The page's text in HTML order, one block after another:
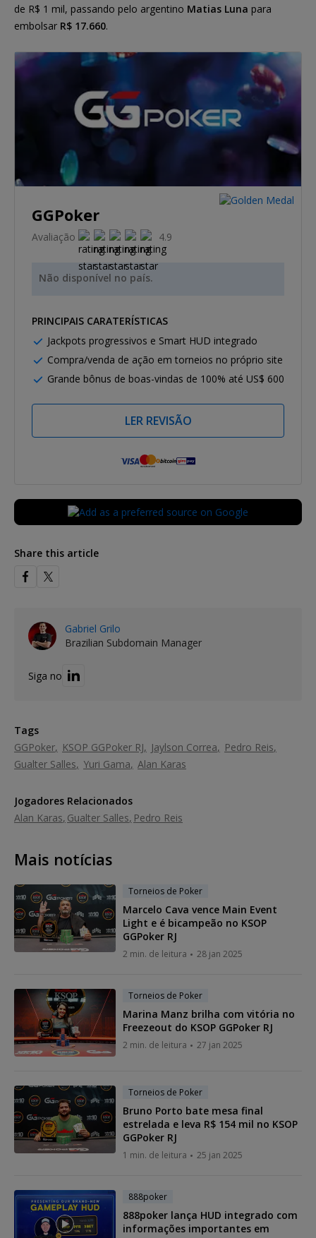
de R$ 1 mil, passando pelo argentino Matias Luna para
embolsar R$ 17.660.
GGPoker
Avaliação 4.9
Não disponível no país.
PRINCIPAIS CARATERÍSTICAS
Jackpots progressivos e Smart HUD integrado
Compra/venda de ação em torneios no próprio site
Grande bônus de boas-vindas de 100% até US$ 600
LER REVISÃO
Share this article
Gabriel Grilo
Brazilian Subdomain Manager
Siga no
Tags
GGPoker
KSOP GGPoker RJ Jaylson Correa
Pedro Reis
Gualter Salles
Yuri Gama Alan Karas
Jogadores Relacionados
Alan Karas Gualter Salles Pedro Reis
Mais notícias
Torneios de Poker
Marcelo Cava vence Main Event
Light e é bicampeão no KSOP
GGPoker RJ
2 min. de leitura 28 jan 2025
Torneios de Poker
Marina Manz brilha com vitória no
Freezeout do KSOP GGPoker RJ
2 min. de leitura 27 jan 2025
Torneios de Poker
Bruno Porto bate mesa final
estrelada e leva R$ 154 mil no KSOP
GGPoker RJ
1 min. de leitura 25 jan 2025
888poker
888poker lança HUD integrado com
informações importantes em